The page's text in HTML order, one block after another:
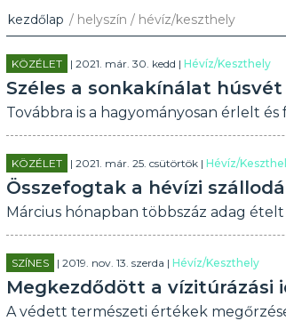
kezdőlap / helyszín / hévíz/keszthely
KÖZÉLET | 2021. már. 30. kedd | Hévíz/Keszthely
Széles a sonkakínálat
Továbbra is a hagyományosan érlelt
KÖZÉLET | 2021. már. 25. csütörtök | Hévíz/
Összefogtak a hévízi
Március hónapban többszáz adag
SZÍNES | 2019. nov. 13. szerda | Hévíz/Keszthely
Megkezdődött a vízitúrázási
A védett természeti értékek